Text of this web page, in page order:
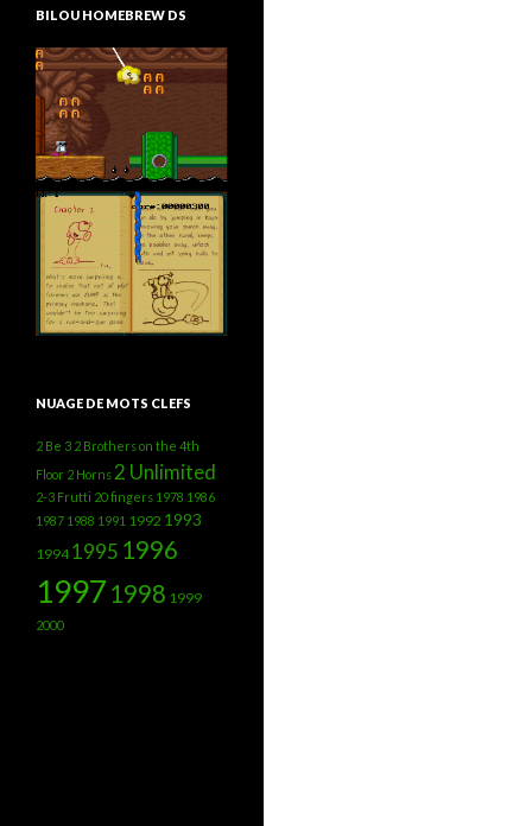
BILOU HOMEBREW DS
NUAGE DE MOTS CLEFS
2 Be 3 2 Brothers on the 4th
Floor 2 Horns 2 Unlimited
2-3 Frutti 20 fingers 1978 1986
1987 1988 1991 1992 1993
1994 1995 1996
1997 1998 1999
2000